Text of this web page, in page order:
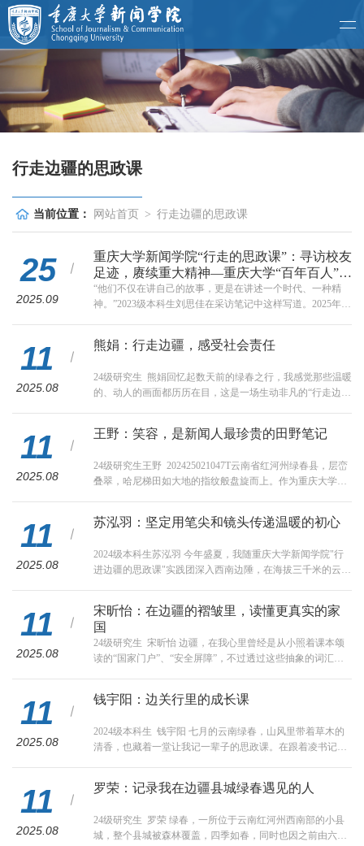
行走边疆的思政课
当前位置： 网站首页 > 行走边疆的思政课
25
2025.09
重庆大学新闻学院“行走的思政课”：寻访校友
足迹，赓续重大精神—重庆大学“百年百人”口
述专访暑期社会实践纪实
“他们不仅在讲自己的故事，更是在讲述一个时代、一种精
神。”2023级本科生刘思佳在采访笔记中这样写道。​2025年7
拍摄与交流活动。这是重庆大学新闻学院围绕立德树人根本
人”口述专访暑期社会实践。重庆大学“百年百人”口述专访暑
期社会实践团（以下简...
11
2025.08
熊娟：行走边疆，感受社会责任
24级研究生 熊娟回忆起数天前的绿春之行，我感觉那些温暖
的、动人的画面都历历在目，这是一场生动非凡的“行走边疆
93%左右的哈尼族人口、县城内没有红绿灯的边境县城。在
入到县城的各个角落，从县政府、县博物馆到县法院，再从
虾芭村到迷克村，我体验着这座...
11
2025.08
王野：笑容，是新闻人最珍贵的田野笔记
24级研究生王野 202425021047T云南省红河州绿春县，层峦
叠翠，哈尼梯田如大地的指纹般盘旋而上。作为重庆大学新
的我，对这次社会实践有着自己的构思与设想，我想寻找托
言的“绿春风物”；只是没想到，在这片绿春山水间，最让我
记忆犹深的，是那无处不在、直抵...
11
2025.08
苏泓羽：坚定用笔尖和镜头传递温暖的初心
2024级本科生苏泓羽 今年盛夏，我随重庆大学新闻学院"行
进边疆的思政课"实践团深入西南边陲，在海拔三千米的云贵
了"思政课"的生动内涵。一、镜头里的家国叙事“青山绿水，
四季如春。”绿春拥有着这样一个美丽的名字，却坐落在中国
与越南的边境这样一个战略位置重要的地带。当我举起相
机，镜头所框之处不仅是好山好水好...
11
2025.08
宋昕怡：在边疆的褶皱里，读懂更真实的家
国
24级研究生 宋昕怡 边疆，在我心里曾经是从小照着课本颂
读的“国家门户”、“安全屏障”，不过透过这些抽象的词汇，
重庆大学新闻学院的近20名师生一同前往云南省红河哈尼族
的调研与学习活动。这场跨越山海的田野调研，让边疆可感
可触可见，让我在绿水青山间深...
11
2025.08
钱宇阳：边关行里的成长课
​2024级本科生 钱宇阳 七月的云南绿春，山风里带着草木的
清香，也藏着一堂让我记一辈子的思政课。在跟着凌书记、
馆，那些旧书桌、老钢笔，比课本里的文字更让人揪心。当
苦。看着墙上“刚毅坚卓”四个字，我突然觉得脸有点热。我
在空调教室里写作业还经常抱怨...
11
2025.08
罗荣：记录我在边疆县城绿春遇见的人
24级研究生 罗荣 绿春，一所位于云南红河州西南部的小县
城，整个县城被森林覆盖，四季如春，同时也因之前由六个